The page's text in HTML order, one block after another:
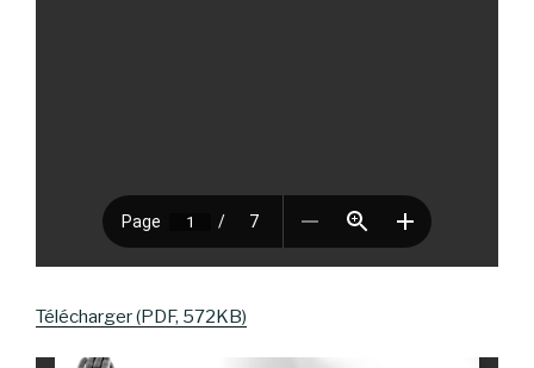
Télécharger (PDF, 572KB)